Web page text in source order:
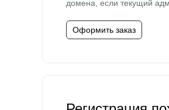
домена, если текущий
Оформить заказ